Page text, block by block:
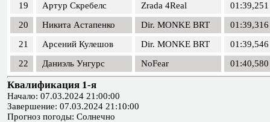
19
Артур Скребелс Zrada 4Real
01:39,251
20
Никита Астапенко Dir. MONKE BRT
01:39,316
21
Арсений Кулешов Dir. MONKE BRT
01:39,546
22
Даниэль Унгурс NoFear 01:40,580
Квалификация 1-я
Начало: 07.03.2024 21:00:00
Завершение: 07.03.2024 21:10:00
Прогноз погоды: Солнечно